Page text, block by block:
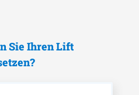
Sie Ihren Lift